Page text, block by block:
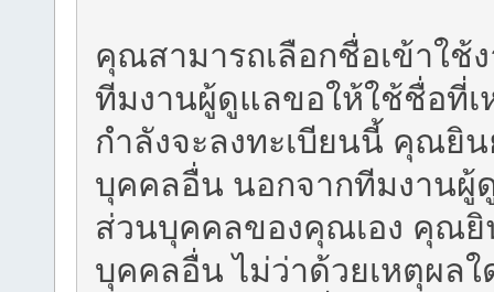
คุณสามารถเลือกชื่อเข้าใ
ทีมงานผู้ดูแลขอให้ใช้ชื่อที่
กำลังจะลงทะเบียนนี้ คุณยิ
บุคคลอื่น นอกจากทีมงานผู้
ส่วนบุคคลของคุณเอง คุณ
บุคคลอื่น ไม่ว่าด้วยเหตุผล